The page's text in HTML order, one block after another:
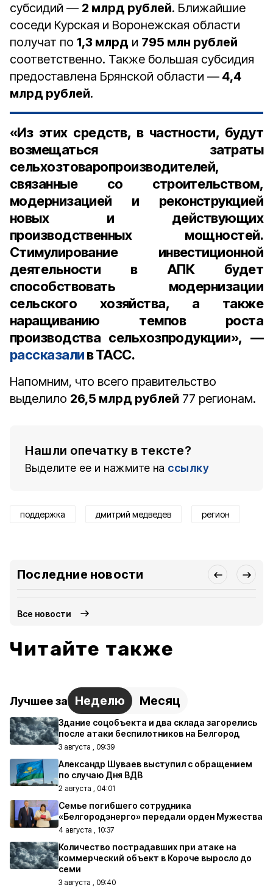
субсидий — 2 млрд рублей. Ближайшие
соседи Курская и Воронежская области
получат по 1,3 млрд и 795 млн рублей
соответственно. Также большая субсидия
предоставлена Брянской области — 4,4
млрд рублей.
«Из этих средств, в частности, будут
возмещаться затраты
сельхозтоваропроизводителей,
связанные со строительством,
модернизацией и реконструкцией
новых и действующих
производственных мощностей.
Стимулирование инвестиционной
деятельности в АПК будет
способствовать модернизации
сельского хозяйства, а также
наращиванию темпов роста
производства сельхозпродукции», —
рассказалив ТАСС.
Напомним, что всего правительство
выделило 26,5 млрд рублей 77 регионам.
Нашли опечатку в тексте?
Выделите ее и нажмите на ссылку
поддержка дмитрий медведев регион
Последние новости
Все новости
Читайте также
Лучшее за Неделю Месяц
Здание соцобъекта и два склада загорелись
после атаки беспилотников на Белгород
3 августа , 09:39
Александр Шуваев выступил с обращением
по случаю Дня ВДВ
2 августа , 04:01
Семье погибшего сотрудника
«Белгородэнерго» передали орден Мужества
4 августа , 10:37
Количество пострадавших при атаке на
коммерческий объект в Короче выросло до
семи
3 августа , 09:40